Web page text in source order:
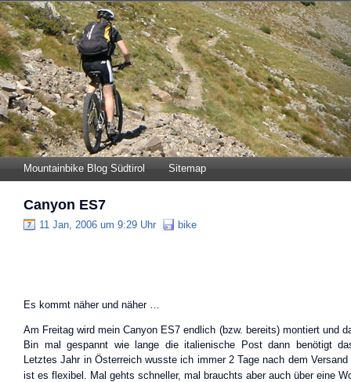
Mountainbike Blog Südtirol Sitemap
Canyon ES7
11 Jan, 2006 um 9:29 Uhr bike
Es kommt näher und näher …
Am Freitag wird mein Canyon ES7 endlich (bzw. bereits) montiert und
Bin mal gespannt wie lange die italienische Post dann benötigt
Letztes Jahr in Österreich wusste ich immer 2 Tage nach dem
ist es flexibel. Mal gehts schneller, mal brauchts aber auch über eine